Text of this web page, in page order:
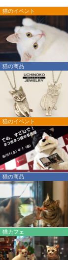
猫のイベント
猫の商品
猫のイベント
猫の商品
猫カフェ